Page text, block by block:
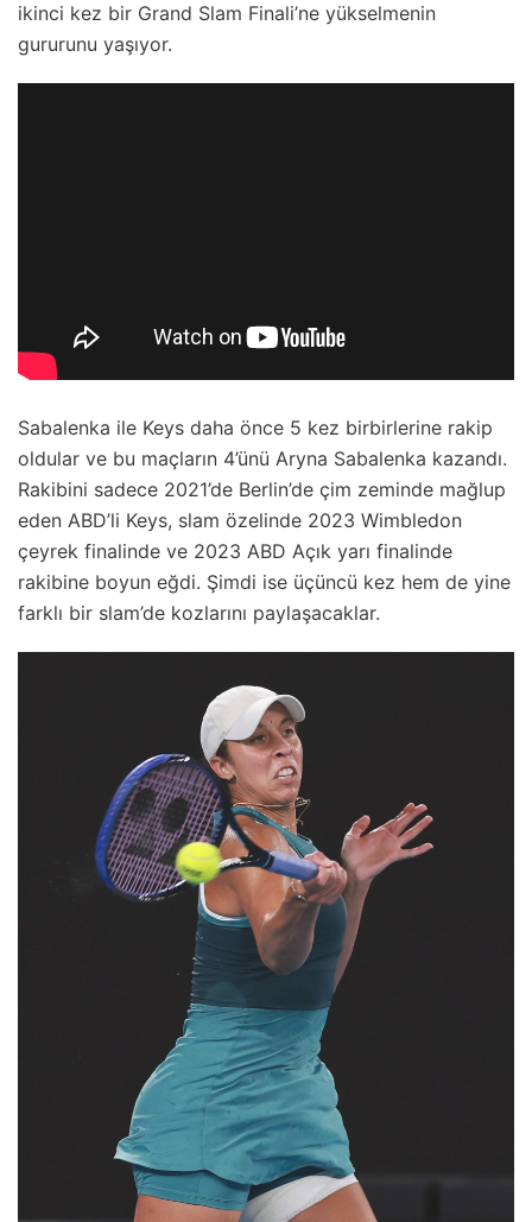
ikinci kez bir Grand Slam Finali’ne yükselmenin
gururunu yaşıyor.
Sabalenka ile Keys daha önce 5 kez birbirlerine rakip
oldular ve bu maçların 4’ünü Aryna Sabalenka kazandı.
Rakibini sadece 2021’de Berlin’de çim zeminde mağlup
eden ABD’li Keys, slam özelinde 2023 Wimbledon
çeyrek finalinde ve 2023 ABD Açık yarı finalinde
rakibine boyun eğdi. Şimdi ise üçüncü kez hem de yine
farklı bir slam’de kozlarını paylaşacaklar.